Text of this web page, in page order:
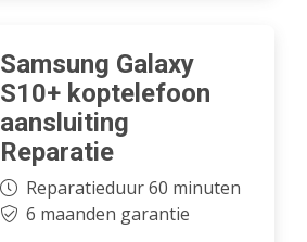
Samsung Galaxy
S10+ koptelefoon
aansluiting
Reparatie
Reparatieduur 60 minuten
6 maanden garantie